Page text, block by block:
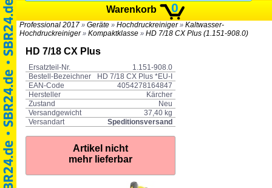
Warenkorb 0
Professional 2017 » Geräte » Hochdruckreiniger» Kaltwasser-
Hochdruckreiniger» Kompaktklasse » HD 7/18 CX Plus (1.151-908.0)
HD 7/18 CX Plus
Ersatzteil-Nr.
1.151-908.0
Bestell-Bezeichner
HD 7/18 CX Plus *EU-I
EAN-Code
4054278164847
Hersteller
Kärcher
Zustand
Neu
Versandgewicht
37,40 kg
Versandart
Speditionsversand
Artikel nicht
mehr lieferbar